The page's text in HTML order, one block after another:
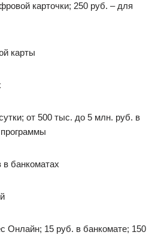
карточки; 250 руб. – для
карты
от 500 тыс. до 5 млн. руб. в
в банкоматах
Онлайн; 15 руб. в банкомате; 150